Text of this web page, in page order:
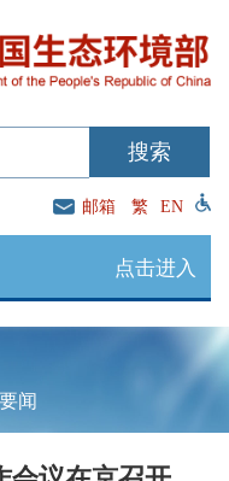
邮箱 繁 EN
点击进入
闻